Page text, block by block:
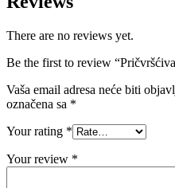
There are no reviews yet.
Be the first to review
Vaša email adresa neće biti
označena sa *
Your rating *
Your review *